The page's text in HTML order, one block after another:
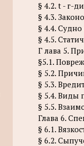
§ 4.2. t - г-
§ 4.3.
§ 4.4. Судно
§ 4.5.
Г лава 5.
§5.1.
§ 5.2.
§ 5.3.
§ 5.4. Виды
§ 5.5.
Глава 6.
§ 6.1.
§ 6.2.